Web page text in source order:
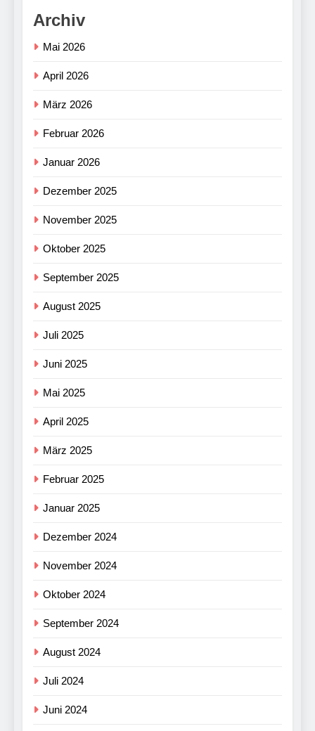
Archiv
Mai 2026
April 2026
März 2026
Februar 2026
Januar 2026
Dezember 2025
November 2025
Oktober 2025
September 2025
August 2025
Juli 2025
Juni 2025
Mai 2025
April 2025
März 2025
Februar 2025
Januar 2025
Dezember 2024
November 2024
Oktober 2024
September 2024
August 2024
Juli 2024
Juni 2024